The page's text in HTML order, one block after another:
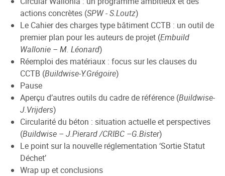
actions concrètes (SPW - S.Loutz)
Le Cahier des charges type bâtiment CCTB : un outil de
premier plan pour les auteurs de projet (Embuild
Wallonie – M. Léonard)
Réemploi des matériaux : focus sur les clauses du
CCTB (Buildwise-Y.Grégoire)
Pause
Aperçu d’autres outils du cadre de référence (Buildwise-
J.Vrijders)
Circularité du béton : situation actuelle et perspectives
(Buildwise – J.Pierard /CRIBC –G.Bister)
Le point sur la nouvelle réglementation ‘Sortie Statut
Déchet’
Wrap up et conclusions